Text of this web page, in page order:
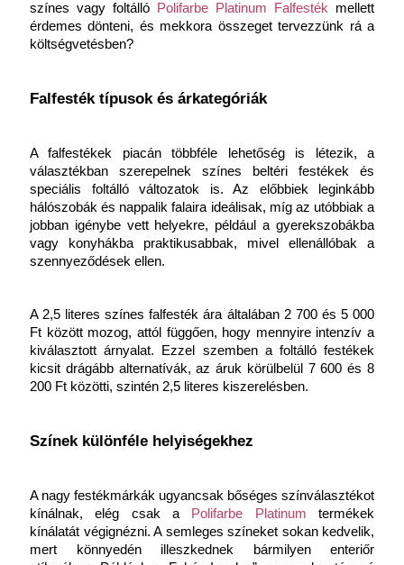
színes vagy foltálló
Polifarbe Platinum Falfesték mellett
érdemes dönteni, és mekkora összeget tervezzünk rá a
költségvetésben?
Falfesték típusok és árkategóriák
A falfestékek piacán többféle lehetőség is létezik, a
választékban szerepelnek színes beltéri festékek és
speciális foltálló változatok is. Az előbbiek leginkább
hálószobák és nappalik falaira ideálisak, míg az utóbbiak a
jobban igénybe vett helyekre, például a gyerekszobákba
vagy konyhákba praktikusabbak, mivel ellenállóbak a
szennyeződések ellen.
A 2,5 literes színes falfesték ára általában 2 700 és 5 000
Ft között mozog, attól függően, hogy mennyire intenzív a
kiválasztott árnyalat. Ezzel szemben a foltálló festékek
kicsit drágább alternatívák, az áruk körülbelül 7 600 és 8
200 Ft közötti, szintén 2,5 literes kiszerelésben.
Színek különféle helyiségekhez
A nagy festékmárkák ugyancsak bőséges színválasztékot
kínálnak, elég csak a
Polifarbe Platinum termékek
kínálatát végignézni. A semleges színeket sokan kedvelik,
mert könnyedén illeszkednek bármilyen enteriőr